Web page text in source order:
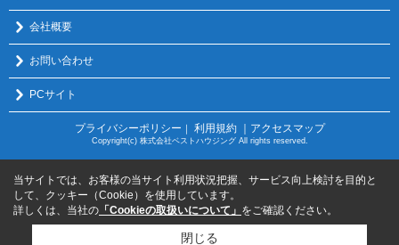
会社概要
お問い合わせ
PCサイト
プライバシーポリシー ｜ 利用規約 ｜アクセスマップ
Copyright(c) 株式会社ベストハウジング All rights reserved.
当サイトでは、お客様の当サイト利用状況把握、サービス向上検討を目的と
して、クッキー（Cookie）を使用しています。
詳しくは、当社の 「Cookieの取扱いについて」 をご確認ください。
閉じる